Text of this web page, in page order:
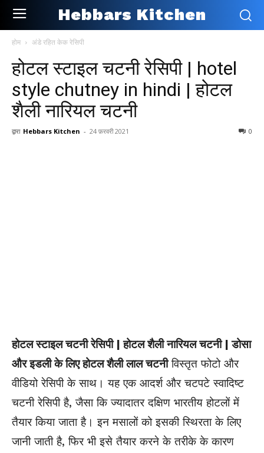
Hebbars Kitchen
होम अंडे रहित केक रेसिपी
होटल स्टाइल चटनी रेसिपी | hotel
style chutney in hindi | होटल
शैली नारियल चटनी
द्वारा Hebbars Kitchen - 24 फ़रवरी 2021 0
होटल स्टाइल चटनी रेसिपी | होटल शैली नारियल चटनी | डोसा
और इडली के लिए होटल शैली लाल चटनीविस्तृत फोटो और
वीडियो रेसिपी के साथ। यह एक आदर्श और चटपटे स्वादिष्ट
चटनी रेसिपी है, जैसा कि ज्यादातर दक्षिण भारतीय होटलों में
तैयार किया जाता है। इन मसालों को इसकी स्थिरता के लिए
जानी जाती है, फिर भी इसे तैयार करने के तरीके के कारण